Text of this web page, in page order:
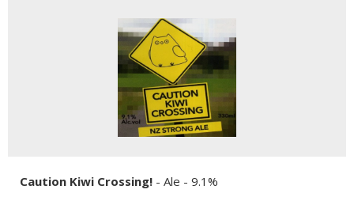
Caution Kiwi Crossing! - Ale - 9.1%